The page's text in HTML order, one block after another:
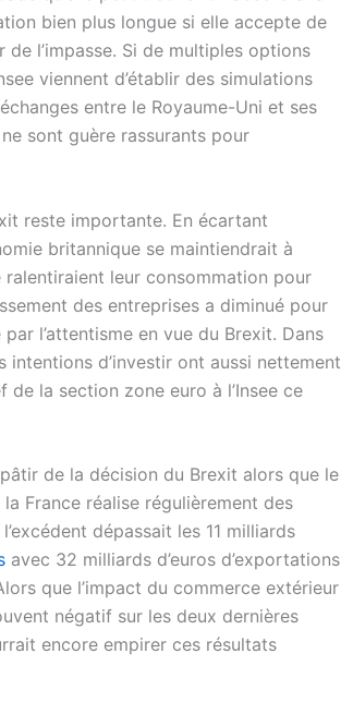
bien plus longue si elle accepte de
l’impasse. Si de multiples options
viennent d’établir des simulations
entre le Royaume-Uni et ses
sont guère rassurants pour
reste importante. En écartant
britannique se maintiendrait à
leur consommation pour
des entreprises a diminué pour
l’attentisme en vue du Brexit. Dans
intentions d’investir ont aussi nettement
de la section zone euro à l’Insee ce
de la décision du Brexit alors que le
France réalise régulièrement des
dépassait les 11 milliards
avec 32 milliards d’euros d’exportations
que l’impact du commerce extérieur
négatif sur les deux dernières
encore empirer ces résultats